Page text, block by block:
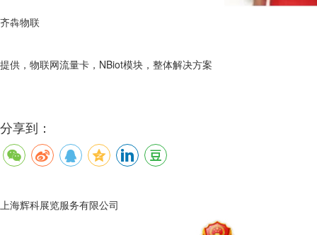
齐犇物联
提供，物联网流量卡，NBiot模块，整体解决方案
分享到：
上海辉科展览服务有限公司